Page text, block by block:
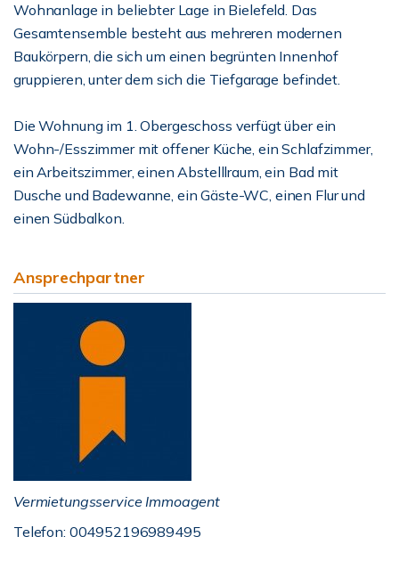
Wohnanlage in beliebter Lage in Bielefeld. Das
Gesamtensemble besteht aus mehreren modernen
Baukörpern, die sich um einen begrünten Innenhof
gruppieren, unter dem sich die Tiefgarage befindet.
Die Wohnung im 1. Obergeschoss verfügt über ein
Wohn-/Esszimmer mit offener Küche, ein Schlafzimmer,
ein Arbeitszimmer, einen Abstelllraum, ein Bad mit
Dusche und Badewanne, ein Gäste-WC, einen Flur und
einen Südbalkon.
Ansprechpartner
Vermietungsservice Immoagent
Telefon: 004952196989495